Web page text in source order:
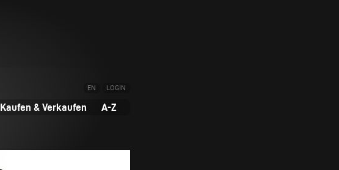
EN LOGIN
Kaufen & Verkaufen A-Z